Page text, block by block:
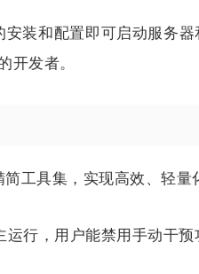
安装和配置即可启动服务
开发者。
工具集，实现高效、轻量
行，用户能禁用手动干预